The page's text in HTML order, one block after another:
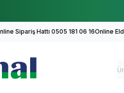
Sipariş Hattı 0505 181 06 16Online